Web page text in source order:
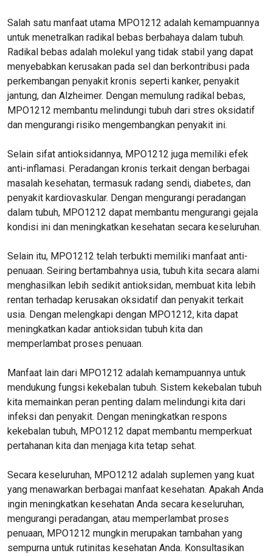
Salah satu manfaat utama MPO1212 adalah kemampuannya
untuk menetralkan radikal bebas berbahaya dalam tubuh.
Radikal bebas adalah molekul yang tidak stabil yang dapat
menyebabkan kerusakan pada sel dan berkontribusi pada
perkembangan penyakit kronis seperti kanker, penyakit
jantung, dan Alzheimer. Dengan memulung radikal bebas,
MPO1212 membantu melindungi tubuh dari stres oksidatif
dan mengurangi risiko mengembangkan penyakit ini.
Selain sifat antioksidannya, MPO1212 juga memiliki efek
anti-inflamasi. Peradangan kronis terkait dengan berbagai
masalah kesehatan, termasuk radang sendi, diabetes, dan
penyakit kardiovaskular. Dengan mengurangi peradangan
dalam tubuh, MPO1212 dapat membantu mengurangi gejala
kondisi ini dan meningkatkan kesehatan secara keseluruhan.
Selain itu, MPO1212 telah terbukti memiliki manfaat anti-
penuaan. Seiring bertambahnya usia, tubuh kita secara alami
menghasilkan lebih sedikit antioksidan, membuat kita lebih
rentan terhadap kerusakan oksidatif dan penyakit terkait
usia. Dengan melengkapi dengan MPO1212, kita dapat
meningkatkan kadar antioksidan tubuh kita dan
memperlambat proses penuaan.
Manfaat lain dari MPO1212 adalah kemampuannya untuk
mendukung fungsi kekebalan tubuh. Sistem kekebalan tubuh
kita memainkan peran penting dalam melindungi kita dari
infeksi dan penyakit. Dengan meningkatkan respons
kekebalan tubuh, MPO1212 dapat membantu memperkuat
pertahanan kita dan menjaga kita tetap sehat.
Secara keseluruhan, MPO1212 adalah suplemen yang kuat
yang menawarkan berbagai manfaat kesehatan. Apakah Anda
ingin meningkatkan kesehatan Anda secara keseluruhan,
mengurangi peradangan, atau memperlambat proses
penuaan, MPO1212 mungkin merupakan tambahan yang
sempurna untuk rutinitas kesehatan Anda. Konsultasikan